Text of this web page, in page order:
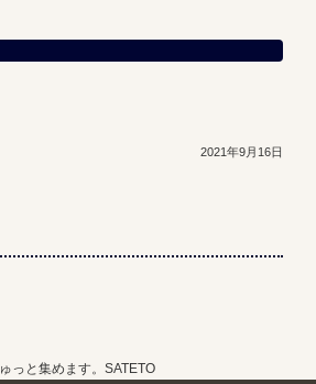
2021年9月16日